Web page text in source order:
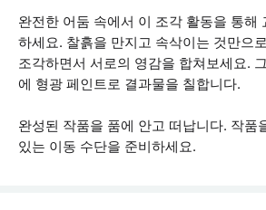
완전한 어둠 속에서 이 조각 활동을 통해
하세요. 찰흙을 만지고 속삭이는 것만으
조각하면서 서로의 영감을 합쳐보세요.
에 형광 페인트로 결과물을 칠합니다.
완성된 작품을 품에 안고 떠납니다. 작품
있는 이동 수단을 준비하세요.